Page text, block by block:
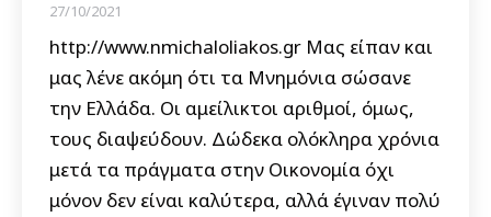
27/10/2021
http://www.nmichaloliakos.gr Μας είπαν και
μας λένε ακόμη ότι τα Μνημόνια σώσανε
την Ελλάδα. Οι αμείλικτοι αριθμοί, όμως,
τους διαψεύδουν. Δώδεκα ολόκληρα χρόνια
μετά τα πράγματα στην Οικονομία όχι
μόνον δεν είναι καλύτερα, αλλά έγιναν πολύ